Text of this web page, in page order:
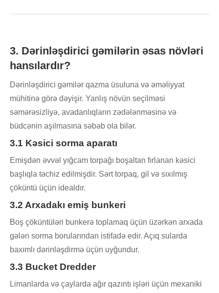
3. Dərinləşdirici gəmilərin əsas növləri
hansılardır?
Dərinləşdirici gəmilər qazma üsuluna və əməliyyat
mühitinə görə dəyişir. Yanlış növün seçilməsi
səmərəsizliyə, avadanlıqların zədələnməsinə və
büdcənin aşılmasına səbəb ola bilər.
3.1 Kəsici sorma aparatı
Emişdən əvvəl yığcam torpağı boşaltan fırlanan kəsici
başlıqla təchiz edilmişdir. Sərt torpaq, gil və sıxılmış
çöküntü üçün idealdır.
3.2 Arxadakı emiş bunkeri
Boş çöküntüləri bunkerə toplamaq üçün üzərkən arxada
gələn sorma borularından istifadə edir. Açıq sularda
baxımlı dərinləşdirmə üçün uyğundur.
3.3 Bucket Dredder
Limanlarda və çaylarda ağır qazıntı işləri üçün mexaniki